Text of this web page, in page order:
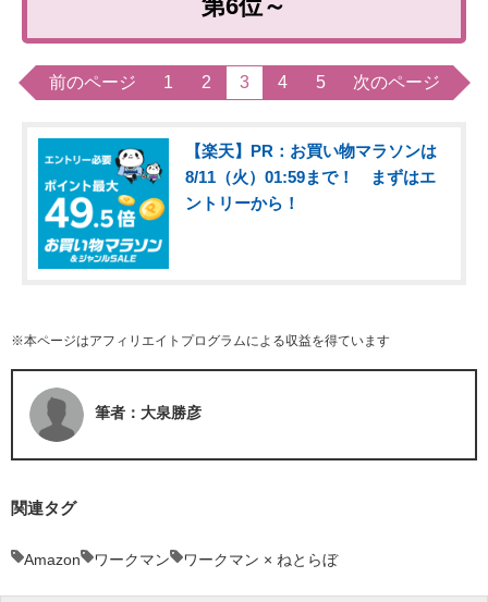
第6位～
前のページ 1 2 3 4 5 次のページ
【楽天】PR：お買い物マラソンは
8/11（火）01:59まで！ まずはエ
ントリーから！
※本ページはアフィリエイトプログラムによる収益を得ています
筆者：大泉勝彦
関連タグ
Amazon ワークマン ワークマン × ねとらぼ